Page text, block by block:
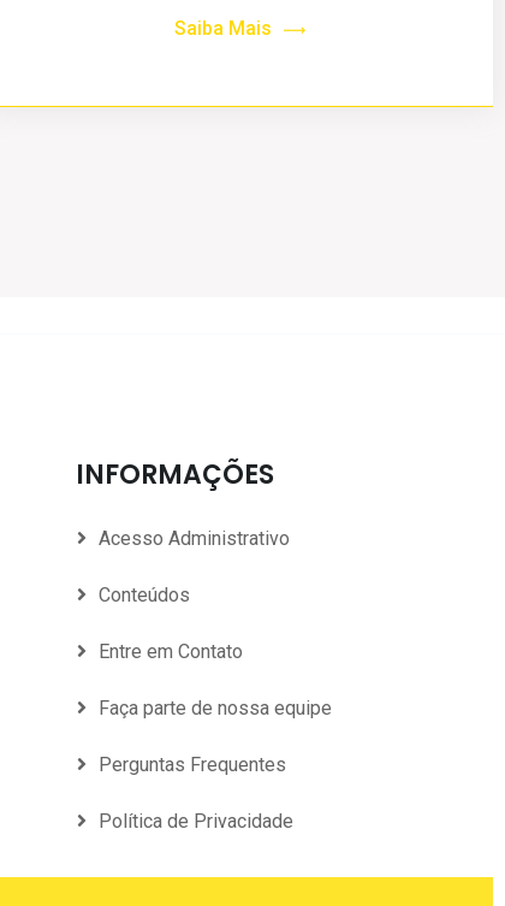
Saiba Mais
INFORMAÇÕES
Acesso Administrativo
Conteúdos
Entre em Contato
Faça parte de nossa equipe
Perguntas Frequentes
Política de Privacidade